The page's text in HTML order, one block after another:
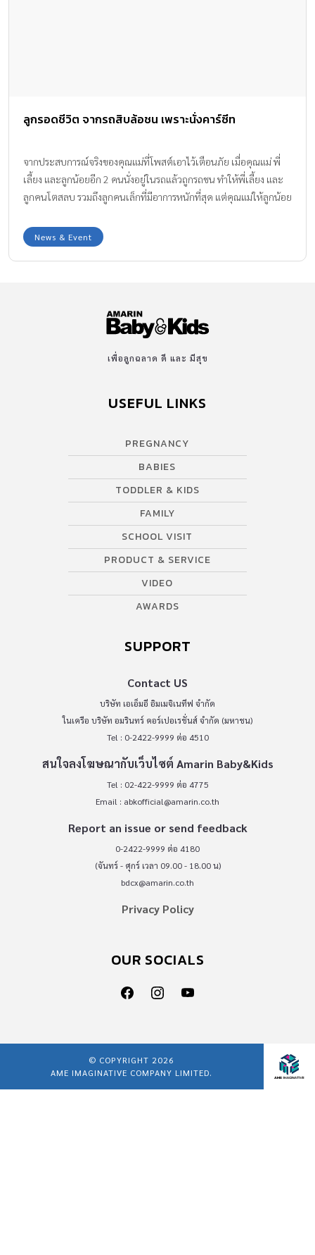
ลูกรอดชีวิต จากรถสิบล้อชน เพราะนั่งคาร์ซีท
จากประสบการณ์จริงของคุณแม่ที่โพสต์เอาไว้เตือนภัย เมื่อคุณแม่ พี่
เลี้ยง และลูกน้อยอีก 2 คนนั่งอยู่ในรถแล้วถูกรถชน ทำให้พี่เลี้ยง และ
ลูกคนโตสลบ รวมถึงลูกคนเล็กที่มีอาการหนักที่สุด แต่คุณแม่ให้ลูกน้อย
ชีวิตNews & Event
เพื่อลูกฉลาด ดี และ มีสุข
USEFUL LINKS
PREGNANCY
BABIES
TODDLER & KIDS
FAMILY
SCHOOL VISIT
PRODUCT & SERVICE
VIDEO
AWARDS
SUPPORT
Contact US
บริษัท เอเอ็มอี อิมเมจิเนทีฟ จำกัด
ในเครือ บริษัท อมรินทร์ คอร์เปอเรชั่นส์ จำกัด (มหาชน)
Tel : 0-2422-9999 ต่อ 4510
สนใจลงโฆษณากับเว็บไซต์ Amarin Baby&Kids
Tel : 02-422-9999 ต่อ 4775
Email : abkofficial@amarin.co.th
Report an issue or send feedback
0-2422-9999 ต่อ 4180
(จันทร์ - ศุกร์ เวลา 09.00 - 18.00 น)
bdcx@amarin.co.th
Privacy Policy
OUR SOCIALS
© COPYRIGHT 2026
AME IMAGINATIVE COMPANY LIMITED.